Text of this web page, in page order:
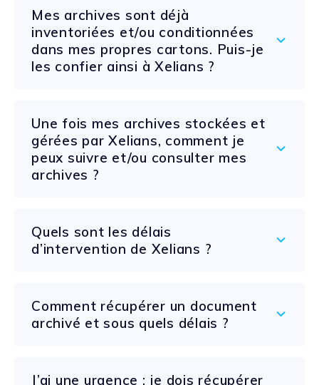
Mes archives sont déjà
inventoriées et/ou conditionnées
dans mes propres cartons. Puis-je
les confier ainsi à Xelians ?
Une fois mes archives stockées et
gérées par Xelians, comment je
peux suivre et/ou consulter mes
archives ?
Quels sont les délais
d’intervention de Xelians ?
Comment récupérer un document
archivé et sous quels délais ?
J’ai une urgence : je dois récupérer